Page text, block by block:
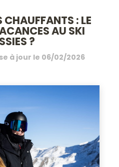
CHAUFFANTS : LE
AU SKI
?
à jour le 06/02/2026